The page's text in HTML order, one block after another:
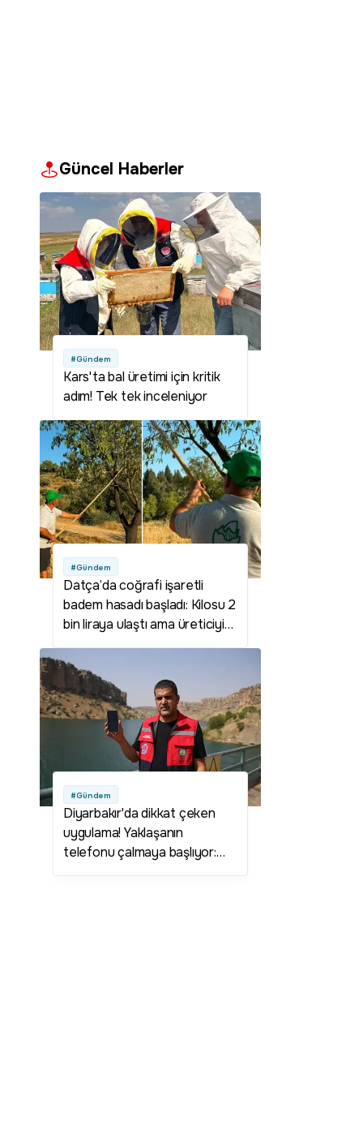
Güncel Haberler
#Gündem
Kars'ta bal üretimi için kritik
adım! Tek tek inceleniyor
#Gündem
Datça’da coğrafi işaretli
badem hasadı başladı: Kilosu 2
bin liraya ulaştı ama üreticiyi
#Gündem
Diyarbakır'da dikkat çeken
uygulama! Yaklaşanın
telefonu çalmaya başlıyor: